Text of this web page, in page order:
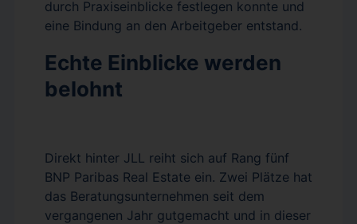
durch Praxiseinblicke festlegen konnte und
eine Bindung an den Arbeitgeber entstand.
Echte Einblicke werden
belohnt
Direkt hinter JLL reiht sich auf Rang fünf
BNP Paribas Real Estate ein. Zwei Plätze hat
das Beratungsunternehmen seit dem
vergangenen Jahr gutgemacht und in dieser